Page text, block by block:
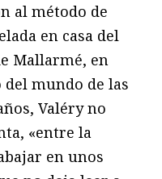
al método de
en casa del
Mallarmé, en
mundo de las
Valéry no
«entre la
en unos